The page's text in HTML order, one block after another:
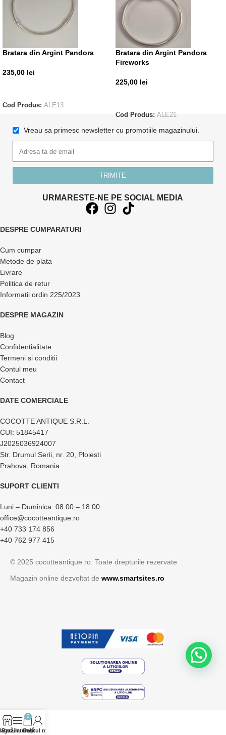
Bratara din Argint Pandora
235,00 lei
Cod Produs: ALE13
Bratara din Argint Pandora
Fireworks
225,00 lei
Cod Produs: ALE21
Vreau sa primesc newsletter cu promotiile magazinului.
TRIMITE
URMARESTE-NE PE SOCIAL MEDIA
DESPRE CUMPARATURI
Cum cumpar
Metode de plata
Livrare
Politica de retur
Informatii ordin 225/2023
DESPRE MAGAZIN
Blog
Confidentialitate
Termeni si conditii
Contul meu
Contact
DATE COMERCIALE
COCOTTE ANTIQUE S.R.L.
CUI: 51845417
J2025036924007
Str. Drumul Serii, nr. 20, Ploiesti
Prahova, Romania
SUPORT CLIENTI
Luni – Duminica: 08:00 – 18:00
office@cocotteantique.ro
+40 733 174 856
+40 762 977 415
© 2025 cocotteantique.ro. Toate drepturile rezervate
Magazin online dezvoltat de www.smartsites.ro
Bară laterală
0
Coș
Contul meu